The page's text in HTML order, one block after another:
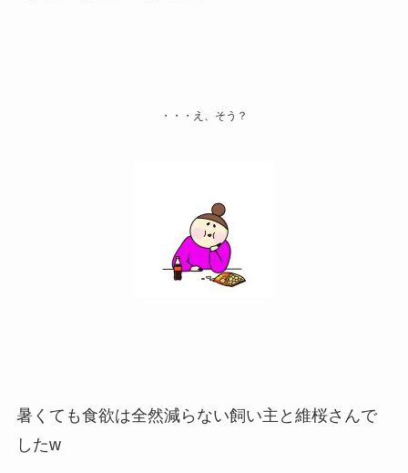
・・・え、そう？
暑くても食欲は全然減らない飼い主と維桜さんで
したw